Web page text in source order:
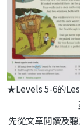
★Levels 5-6的
先從文章閱讀及